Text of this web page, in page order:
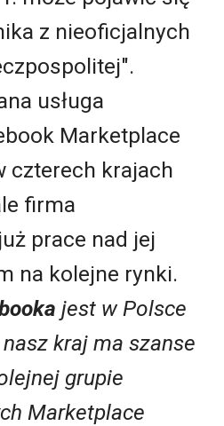
z nieoficjalnych
usługa
Marketplace
czterech krajach
firma
prace nad jej
na kolejne rynki.
jest w Polsce
kraj ma szanse
grupie
Marketplace